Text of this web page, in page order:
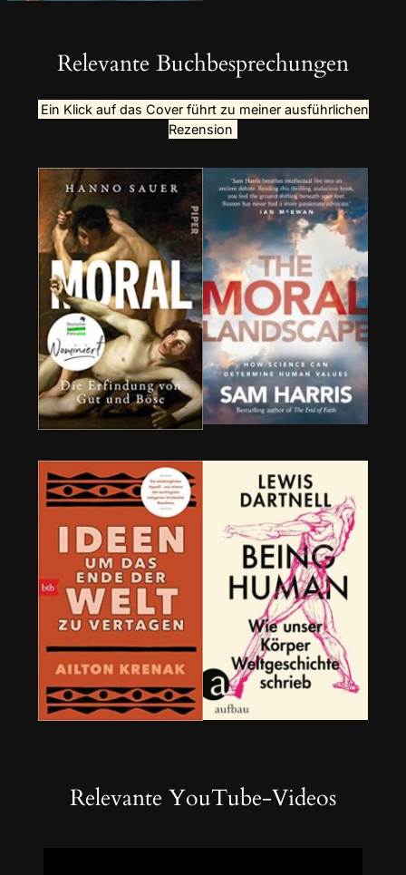
Relevante Buchbesprechungen
Ein Klick auf das Cover führt zu meiner ausführlichen
Rezension
Relevante YouTube-Videos